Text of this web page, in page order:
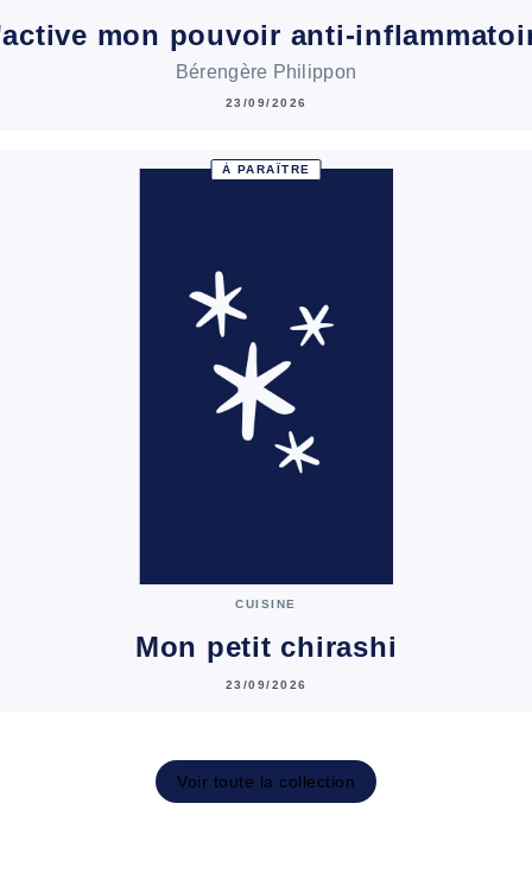
mon pouvoir anti-
Bérengère Philippon
23/09/2026
À PARAÎTRE
CUISINE
Mon petit chirashi
23/09/2026
Voir toute la collection